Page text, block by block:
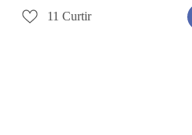
11 Curtir